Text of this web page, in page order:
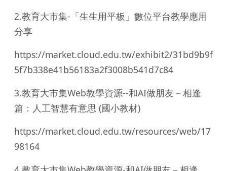
2.教育大市集-「生生用平板」數位平台教學應用
分享
https://market.cloud.edu.tw/exhibit2/31bd9b9f
5f7b338e41b56183a2f3008b541d7c84
3.教育大市集Web教學資源--和AI做朋友－相逢
篇：人工智慧有意思 (國小教材)
https://market.cloud.edu.tw/resources/web/17
98164